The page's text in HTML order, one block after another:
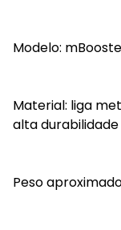
Modelo:
Material: liga
alta durabilidade
Peso